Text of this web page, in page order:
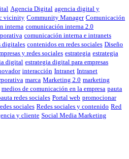
Agencia Digital agencia digital y
vicinity Community Manager Comunicación
interna comunicación interna 2.0
comunicación interna e intranets
digitales contenidos en redes sociales Diseño
y redes sociales estrategia estrategia
digital estrategia digital para empresas
interacción Intranet Intranet
marca Marketing 2.0 marketing
medios de comunicación en la empresa pauta
redes sociales Portal web promocionar
sociales Redes sociales y contenido Red
y cliente Social Media Marketing